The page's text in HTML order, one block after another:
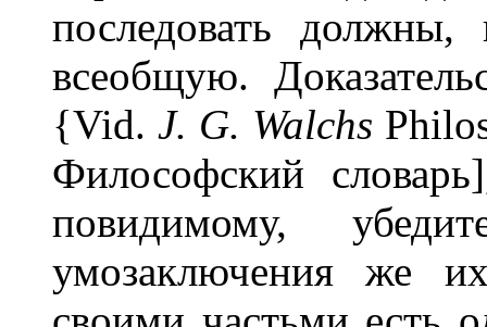
последовать
всеобщую.
{Vid. J. G. Walchs
Философский
повидимому,
умозаключения же